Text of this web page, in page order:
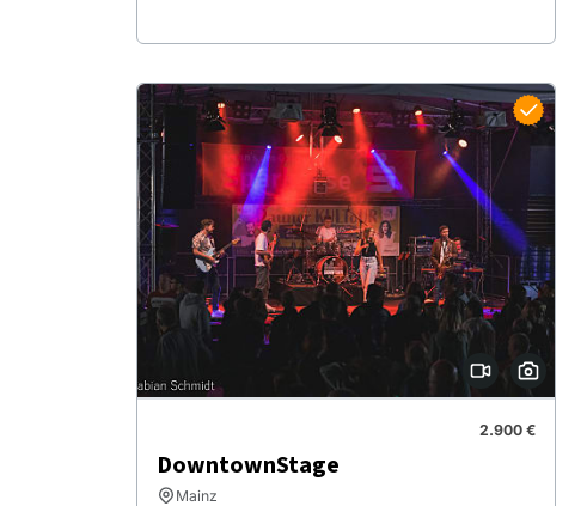
2.900 €
DowntownStage
Mainz